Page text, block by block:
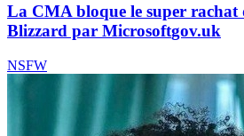
La CMA bloque le super
Blizzard par Microsoftgov.uk
NSFW